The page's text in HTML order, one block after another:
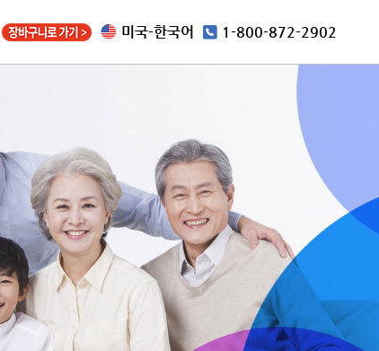
미국-한국어 1-800-872-2902